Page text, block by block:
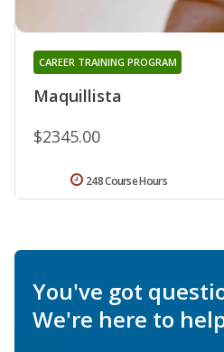
Maquillista
CAREER TRAINING PROGRAM
$2345.00
248 Course Hours
You've got
We're here to